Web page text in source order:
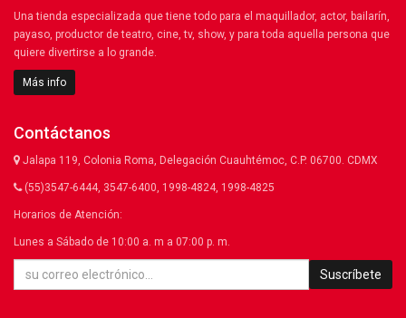
Una tienda especializada que tiene todo para el maquillador, actor, bailarín,
payaso, productor de teatro, cine, tv, show, y para toda aquella persona que
quiere divertirse a lo grande.
Más info
Contáctanos
Jalapa 119, Colonia Roma, Delegación Cuauhtémoc, C.P. 06700. CDMX
(55)3547-6444, 3547-6400, 1998-4824, 1998-4825
Horarios de Atención:
Lunes a Sábado de 10:00 a. m a 07:00 p. m.
Suscríbete